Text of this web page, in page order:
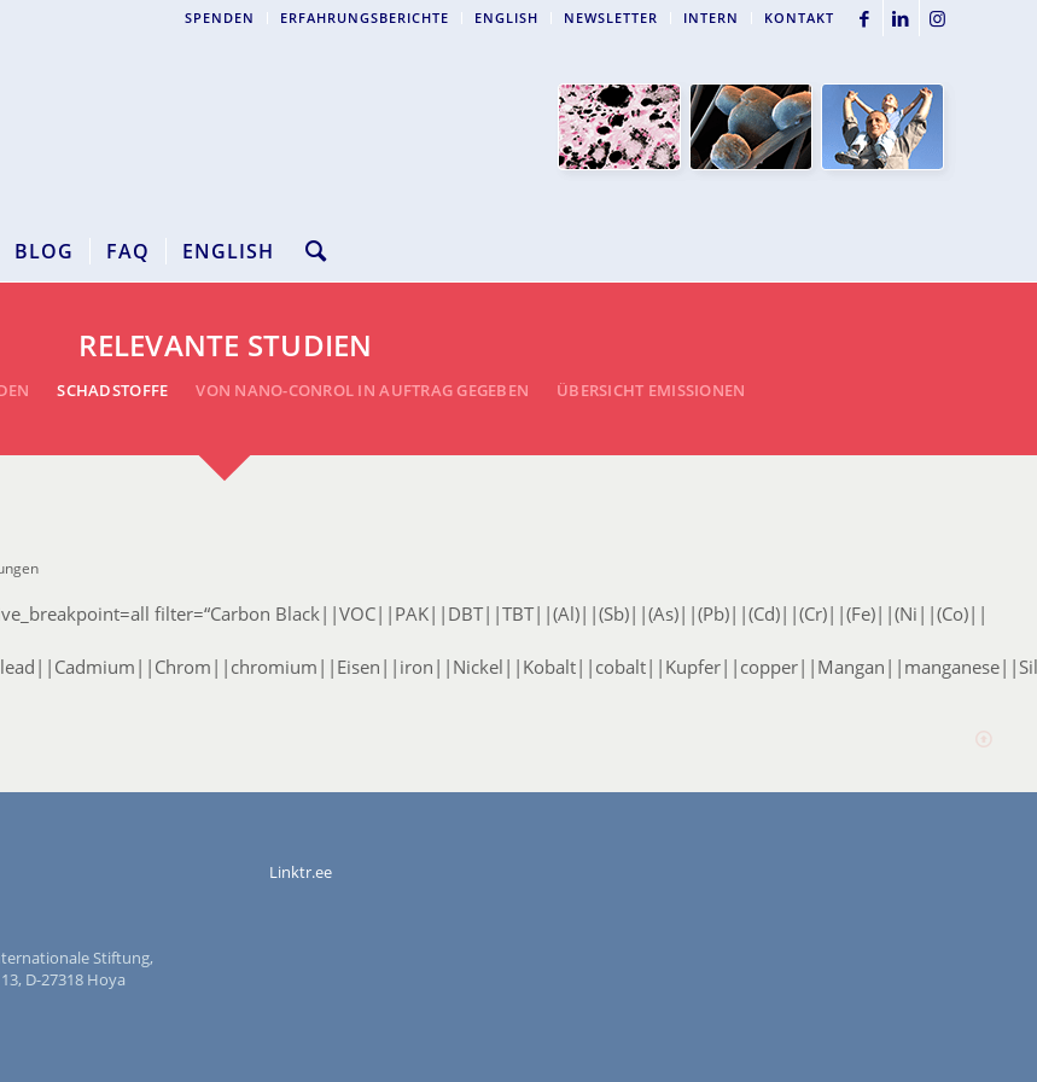
SPENDEN ERFAHRUNGSBERICHTE ENGLISH NEWSLETTER INTERN KONTAKT
BLOG FAQ ENGLISH
RELEVANTE STUDIEN
SCHADSTOFFE VON NANO-CONROL IN AUFTRAG GEGEBEN ÜBERSICHT EMISSIONEN
filter=“Carbon Black||VOC||PAK||DBT||TBT||(Al)||(Sb)||(As)||(Pb)||(Cd)||(Cr)||(Fe)||(Ni||(Co)||
Stiftung,
D-27318 Hoya
Linktr.ee